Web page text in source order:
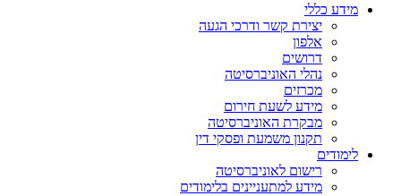
מידע כללי
יצירת קשר ודרכי הגעה
אלפון
דרושים
נהלי האוניברסיטה
מכרזים
מידע לשעת חירום
מבקרת האוניברסיטה
תקנון משמעת ופסקי דין
לימודים
רישום לאוניברסיטה
מידע למתעניינים בלימודים